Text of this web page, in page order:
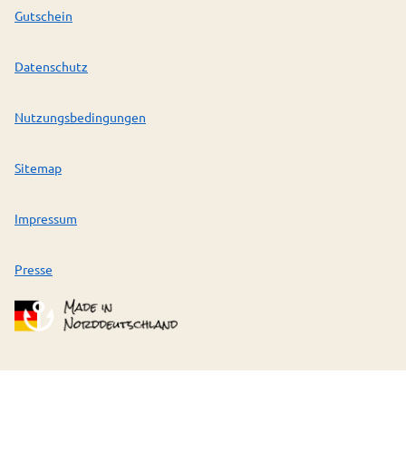
Gutschein
Datenschutz
Nutzungsbedingungen
Sitemap
Impressum
Presse